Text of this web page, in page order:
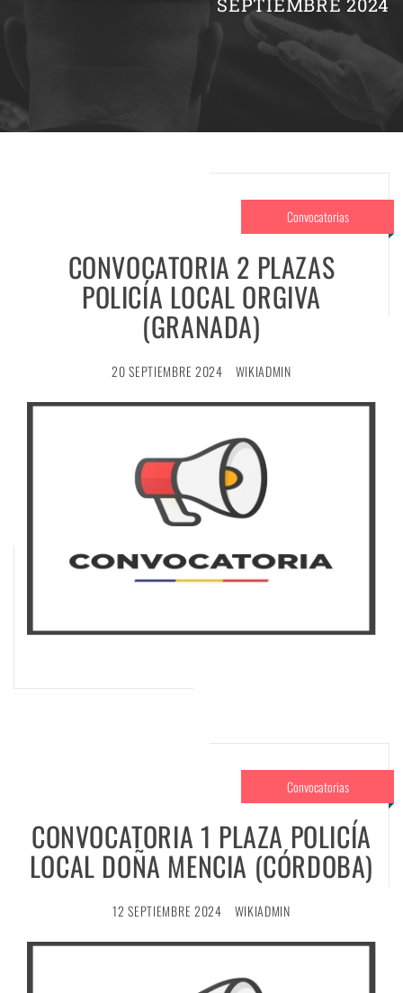
Convocatorias
CONVOCATORIA 2 PLAZAS
POLICÍA LOCAL ORGIVA
(GRANADA)
20 SEPTIEMBRE 2024 WIKIADMIN
Convocatorias
CONVOCATORIA 1 PLAZA POLICÍA
LOCAL DOÑA MENCIA (CÓRDOBA)
12 SEPTIEMBRE 2024 WIKIADMIN